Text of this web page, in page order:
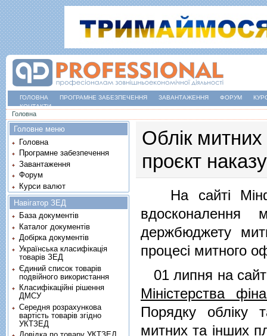
ГОЛОВНА ПРОГРАМНЕ ЗАБЕЗПЕЧЕННЯ ЗАВАНТАЖЕННЯ ФОРУМ
КОНТАКТИ
Ви є тут
Головна
Облік
проєкт
На сайті
вдосконалення
держбюджету
процесі митного
01 липня на
Міністерства
Порядку обліку
митних та інших
Головне меню
Головна
Програмне забезпечення
Завантаження
Форум
Курси валют
Навігатор ЗЕД
База документів
Каталог документів
Добірка документів
Українська класифікація
товарів ЗЕД
Єдиний список товарів
подвійного використання
Класифікаційні рішення
ДМСУ
Середня розрахункова
вартість товарів згідно
УКТЗЕД